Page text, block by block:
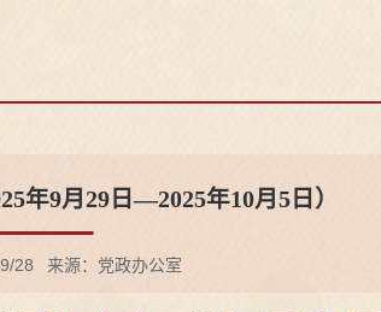
年9月29日—2025年10月5日）
28 来源：党政办公室